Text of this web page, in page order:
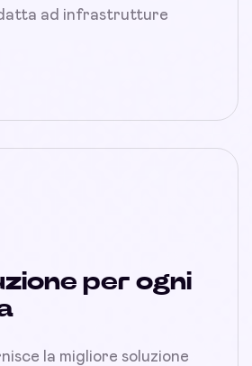
ad infrastrutture
per ogni
la migliore soluzione